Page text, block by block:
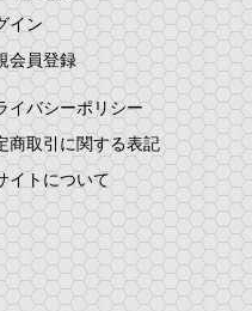
イン
会員登録
イバシーポリシー
商取引に関する表記
イトについて